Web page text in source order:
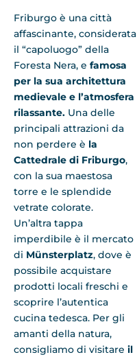
Friburgo è una città
affascinante, considerata
il “capoluogo” della
Foresta Nera, e famosa
per la sua architettura
medievale e l’atmosfera
rilassante. Una delle
principali attrazioni da
non perdere è la
Cattedrale di Friburgo,
con la sua maestosa
torre e le splendide
vetrate colorate.
Un’altra tappa
imperdibile è il mercato
di Münsterplatz, dove è
possibile acquistare
prodotti locali freschi e
scoprire l’autentica
cucina tedesca. Per gli
amanti della natura,
consigliamo di visitare il